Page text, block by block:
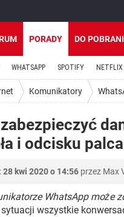
PORADY DO
WHATSAPP SPOTIFY NETFLIX
Komunikatory
i odcisku palca
28 kwi 2020 o 14:56 przez Max
WhatsApp może
wszystkie